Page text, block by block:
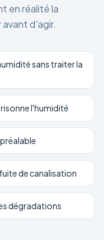
en réalité la
d'agir.
sans traiter la
l'humidité
de canalisation
dégradations